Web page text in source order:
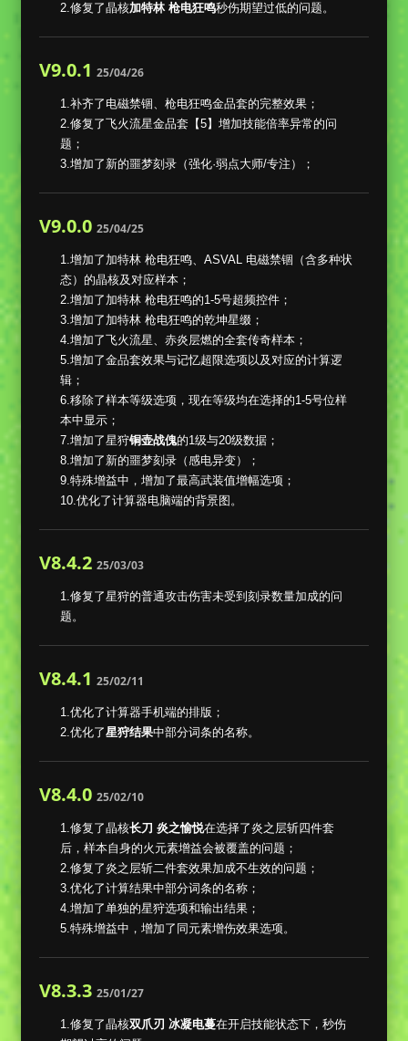
2.修复了晶核加特林 枪电狂鸣秒伤期望过低的问题。
V9.0.1 25/04/26
1.补齐了电磁禁锢、枪电狂鸣金品套的完整效果；
2.修复了飞火流星金品套【5】增加技能倍率异常的问
题；
3.增加了新的噩梦刻录（强化·弱点大师/专注）；
V9.0.0 25/04/25
1.增加了加特林 枪电狂鸣、ASVAL 电磁禁锢（含多种状
态）的晶核及对应样本；
2.增加了加特林 枪电狂鸣的1-5号超频控件；
3.增加了加特林 枪电狂鸣的乾坤星缀；
4.增加了飞火流星、赤炎层燃的全套传奇样本；
5.增加了金品套效果与记忆超限选项以及对应的计算逻
辑；
6.移除了样本等级选项，现在等级均在选择的1-5号位样
本中显示；
7.增加了星狩铜壶战傀的1级与20级数据；
8.增加了新的噩梦刻录（感电异变）；
9.特殊增益中，增加了最高武装值增幅选项；
10.优化了计算器电脑端的背景图。
V8.4.2 25/03/03
1.修复了星狩的普通攻击伤害未受到刻录数量加成的问
题。
V8.4.1 25/02/11
1.优化了计算器手机端的排版；
2.优化了星狩结果中部分词条的名称。
V8.4.0 25/02/10
1.修复了晶核长刀 炎之愉悦在选择了炎之层斩四件套
后，样本自身的火元素增益会被覆盖的问题；
2.修复了炎之层斩二件套效果加成不生效的问题；
3.优化了计算结果中部分词条的名称；
4.增加了单独的星狩选项和输出结果；
5.特殊增益中，增加了同元素增伤效果选项。
V8.3.3 25/01/27
1.修复了晶核双爪刃 冰凝电蔓在开启技能状态下，秒伤